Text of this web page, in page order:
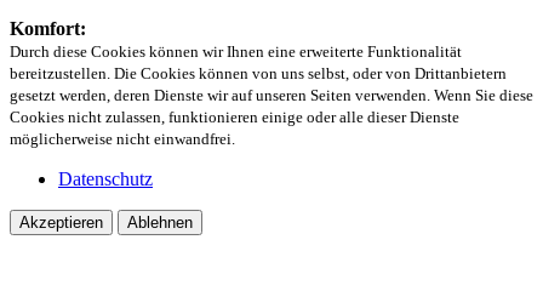
Komfort:
Durch diese Cookies können wir Ihnen eine erweiterte Funktionalität
bereitzustellen. Die Cookies können von uns selbst, oder von Drittanbietern
gesetzt werden, deren Dienste wir auf unseren Seiten verwenden. Wenn Sie diese
Cookies nicht zulassen, funktionieren einige oder alle dieser Dienste
möglicherweise nicht einwandfrei.
Datenschutz
Akzeptieren Ablehnen